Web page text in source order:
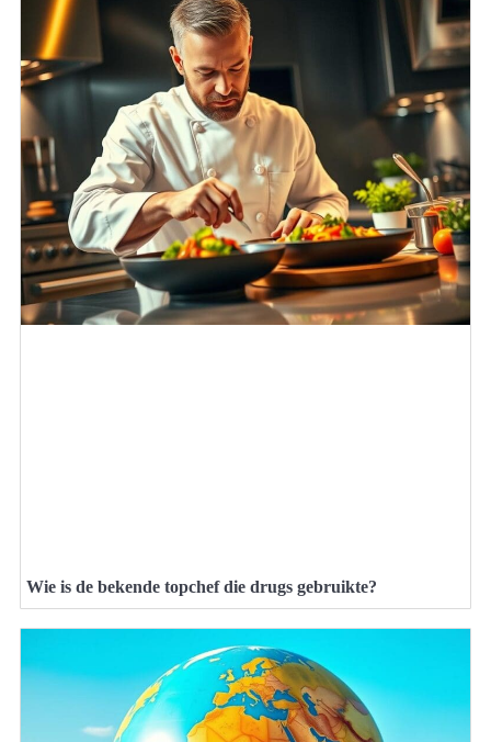
Wie is de bekende topchef die drugs gebruikte?